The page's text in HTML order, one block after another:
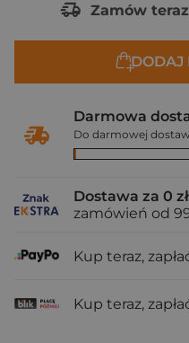
Zamów
DODAJ
Darmowa
Do darmowej
Dostawa za 0 zł
zamówień od 99
Kup teraz,
Kup teraz,